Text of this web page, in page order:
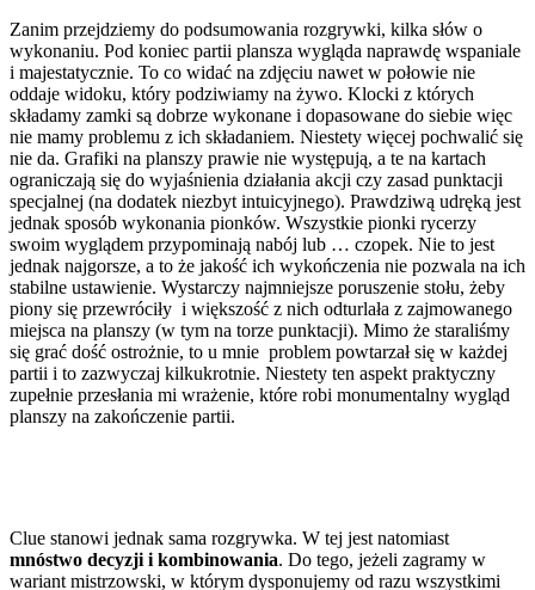
Zanim przejdziemy do podsumowania rozgrywki, kilka słów o
wykonaniu. Pod koniec partii plansza wygląda naprawdę wspaniale
i majestatycznie. To co widać na zdjęciu nawet w połowie nie
oddaje widoku, który podziwiamy na żywo. Klocki z których
składamy zamki są dobrze wykonane i dopasowane do siebie więc
nie mamy problemu z ich składaniem. Niestety więcej pochwalić się
nie da. Grafiki na planszy prawie nie występują, a te na kartach
ograniczają się do wyjaśnienia działania akcji czy zasad punktacji
specjalnej (na dodatek niezbyt intuicyjnego). Prawdziwą udręką jest
jednak sposób wykonania pionków. Wszystkie pionki rycerzy
swoim wyglądem przypominają nabój lub … czopek. Nie to jest
jednak najgorsze, a to że jakość ich wykończenia nie pozwala na ich
stabilne ustawienie. Wystarczy najmniejsze poruszenie stołu, żeby
piony się przewróciły i większość z nich odturlała z zajmowanego
miejsca na planszy (w tym na torze punktacji). Mimo że staraliśmy
się grać dość ostrożnie, to u mnie problem powtarzał się w każdej
partii i to zazwyczaj kilkukrotnie. Niestety ten aspekt praktyczny
zupełnie przesłania mi wrażenie, które robi monumentalny wygląd
planszy na zakończenie partii.
Clue stanowi jednak sama rozgrywka. W tej jest natomiast
mnóstwo decyzji i kombinowania. Do tego, jeżeli zagramy w
wariant mistrzowski, w którym dysponujemy od razu wszystkimi